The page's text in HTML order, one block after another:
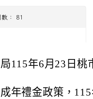
： 81
115年6月23日桃
年禮金政策，